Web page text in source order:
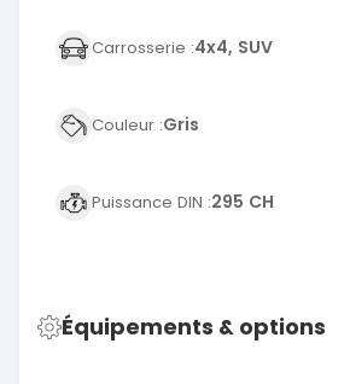
Carrosserie :4x4, SUV
Couleur :Gris
Puissance DIN :295 CH
Équipements & options